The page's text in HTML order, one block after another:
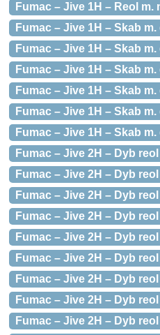
Fumac – Jive 1H – Reol
Fumac – Jive 1H – Skab
Fumac – Jive 1H – Skab
Fumac – Jive 1H – Skab
Fumac – Jive 1H – Skab
Fumac – Jive 1H – Skab
Fumac – Jive 1H – Skab
Fumac – Jive 2H – Dyb
Fumac – Jive 2H – Dyb
Fumac – Jive 2H – Dyb
Fumac – Jive 2H – Dyb
Fumac – Jive 2H – Dyb
Fumac – Jive 2H – Dyb
Fumac – Jive 2H – Dyb
Fumac – Jive 2H – Dyb
Fumac – Jive 2H – Dyb